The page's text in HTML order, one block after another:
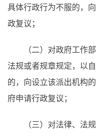
具体行政行为不服的，
政复议；
（二）对政府工作部
法规或者规章规定，以
的，向设立该派出机构
府申请行政复议；
（三）对法律、法规